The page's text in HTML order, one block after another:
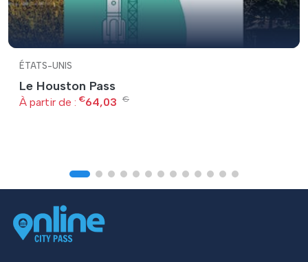
ÉTATS-UNIS
Le Houston Pass
À partir de : €64,03 €